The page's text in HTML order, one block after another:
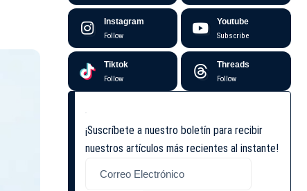
Instagram
Follow
Youtube
Subscribe
Tiktok
Follow
Threads
Follow
¡Suscríbete a nuestro boletín para recibir
nuestros artículos más recientes al instante!